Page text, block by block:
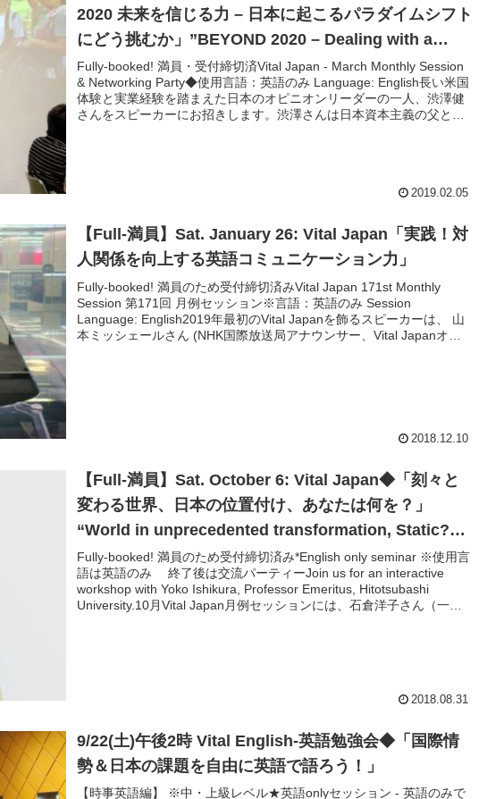
2020 未来を信じる力 – 日本に起こるパラダイムシフト
にどう挑むか」”BEYOND 2020 – Dealing with a
Paradigm Shift in Japan”◆英語セミナー&交流会
Fully-booked! 満員・受付締切済Vital Japan - March Monthly Session
& Networking Party◆使用言語：英語のみ Language: English長い米国
体験と実業経験を踏まえた日本のオピニオンリーダーの一人、渋澤健
さんをスピーカーにお招きします。渋澤さんは日本資本主義の父と言
2019.02.05
【Full-満員】Sat. January 26: Vital Japan「実践！対
人関係を向上する英語コミュニケーション力」
Fully-booked! 満員のため受付締切済みVital Japan 171st Monthly
Session 第171回 月例セッション※言語：英語のみ Session
Language: English2019年最初のVital Japanを飾るスピーカーは、 山
本ミッシェールさん (NHK国際放送局アナウンサー、Vital Japanオー
クティブなセッションですので、参加者どうしのnetworkingにも力
2018.12.10
【Full-満員】Sat. October 6: Vital Japan◆「刻々と
変わる世界、日本の位置付け、あなたは何を？」
“World in unprecedented transformation, Static?
Japan? What would YOU do now?”◆英語セミナー
Fully-booked! 満員のため受付締切済み*English only seminar ※使用言
語は英語のみ 終了後は交流パーティーJoin us for an interactive
workshop with Yoko Ishikura, Professor Emeritus, Hitotsubashi
University.10月Vital Japan月例セッションには、石倉洋子さん（一橋
置付け、世界で活動するために必要なこと等について、スピ－カーか
かをディスカッションしてゆきます。
2018.08.31
9/22(土)午後2時 Vital English-英語勉強会◆「国際情
勢＆日本の課題を自由に英語で語ろう！」
【時事英語編】 ※中・上級レベル★英語onlyセッション - 英語のみで